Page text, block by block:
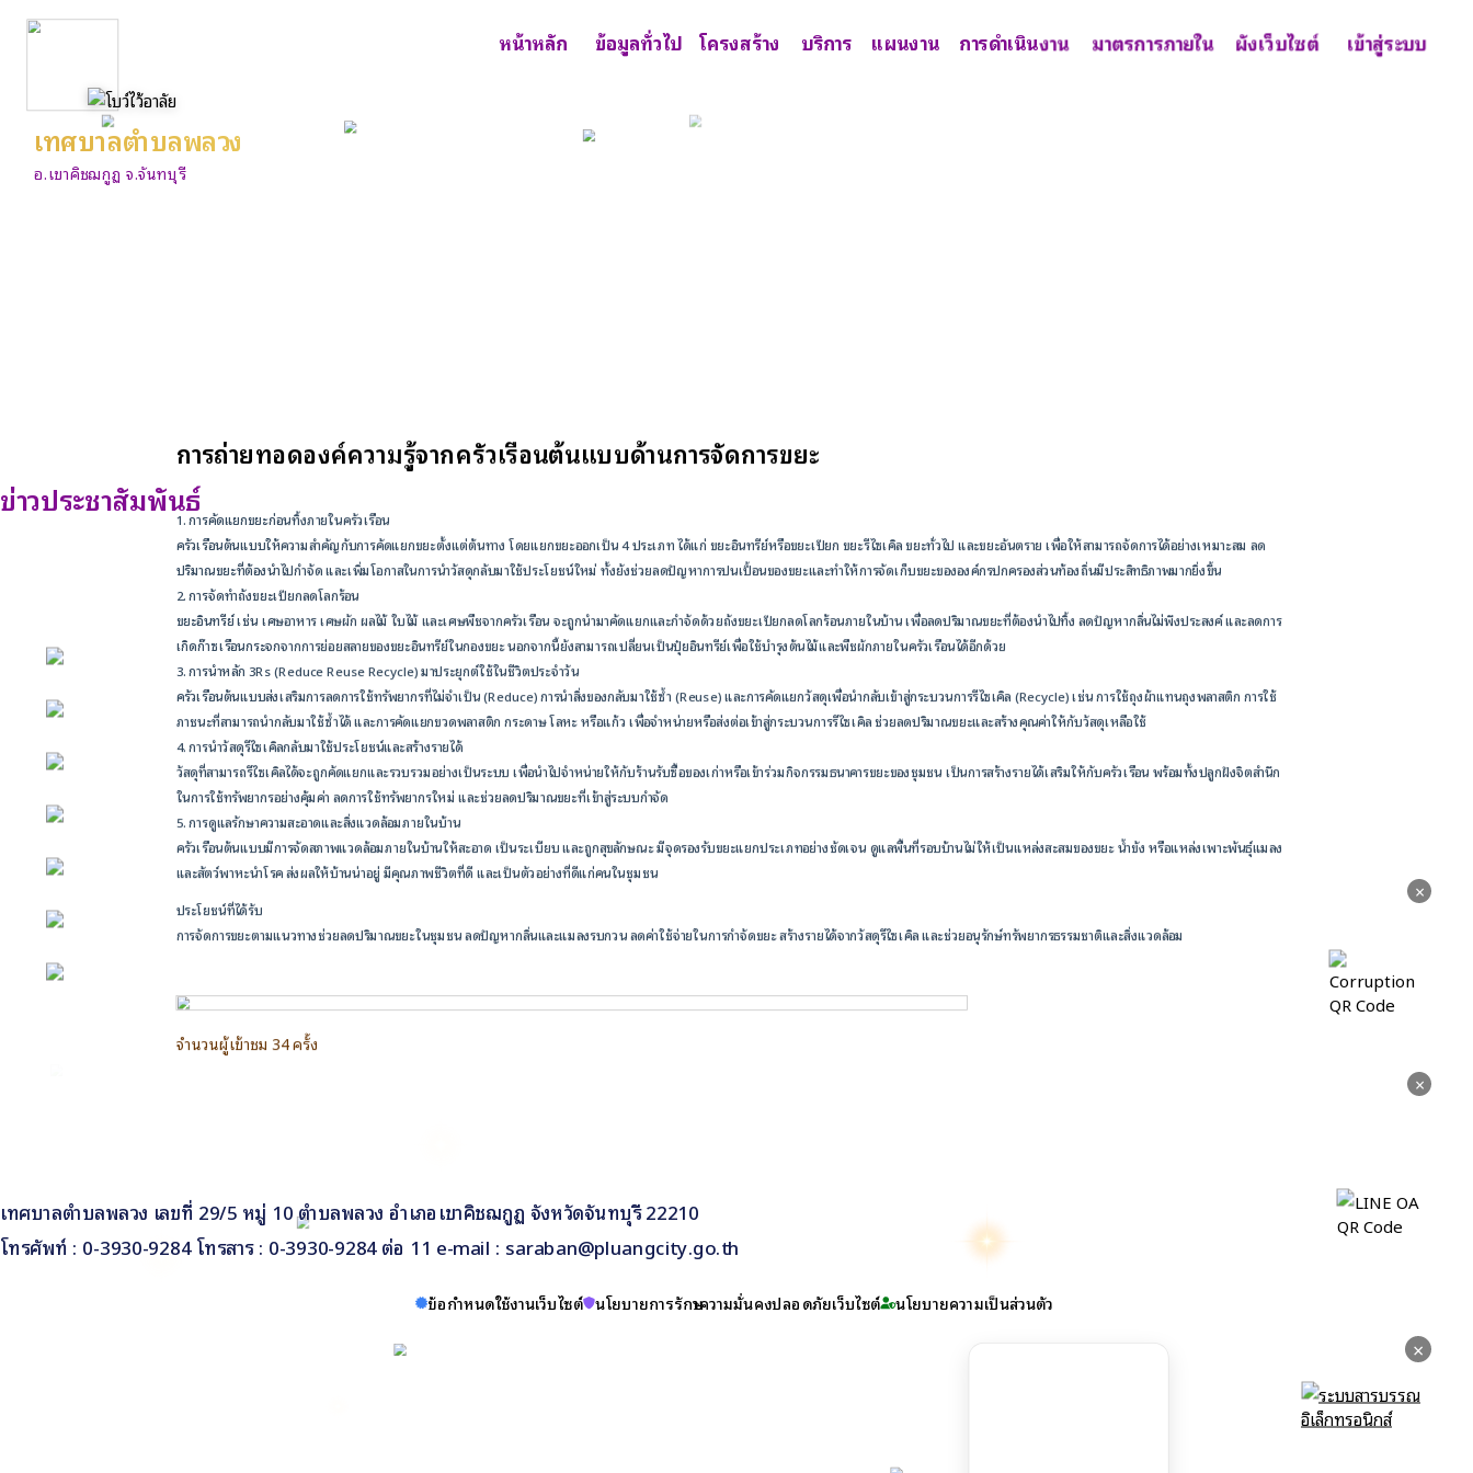
×
เทศบาลตำบลพลวง
อ.เขาคิชฌกูฏ จ.จันทบุรี
หน้าหลัก ข้อมูลทั่วไป โครงสร้าง บริการ แผนงาน การดำเนินงาน มาตรการภายใน ผังเว็บไซต์ เข้าสู่ระบบ
ข่าวประชาสัมพันธ์
การถ่ายทอดองค์ความรู้จากครัวเรือนต้นแบบด้านการจัดการขยะ
1. การคัดแยกขยะก่อนทิ้งภายในครัวเรือน
ครัวเรือนต้นแบบให้ความสำคัญกับการคัดแยกขยะตั้งแต่ต้นทาง โดยแยกขยะออกเป็น 4 ประเภท ได้แก่ ขยะอินทรีย์หรือขยะเปียก ขยะรีไซเคิล ขยะทั่วไป และขยะอันตราย เพื่อให้สามารถจัดการได้อย่างเหมาะสม ลด
ปริมาณขยะที่ต้องนำไปกำจัด และเพิ่มโอกาสในการนำวัสดุกลับมาใช้ประโยชน์ใหม่ ทั้งยังช่วยลดปัญหาการปนเปื้อนของขยะและทำให้การจัดเก็บขยะขององค์กรปกครองส่วนท้องถิ่นมีประสิทธิภาพมากยิ่งขึ้น
2. การจัดทำถังขยะเปียกลดโลกร้อน
ขยะอินทรีย์ เช่น เศษอาหาร เศษผัก ผลไม้ ใบไม้ และเศษพืชจากครัวเรือน จะถูกนำมาคัดแยกและกำจัดด้วยถังขยะเปียกลดโลกร้อนภายในบ้าน เพื่อลดปริมาณขยะที่ต้องนำไปทิ้ง ลดปัญหากลิ่นไม่พึงประสงค์ และลดการ
เกิดก๊าซเรือนกระจกจากการย่อยสลายของขยะอินทรีย์ในกองขยะ นอกจากนี้ยังสามารถเปลี่ยนเป็นปุ๋ยอินทรีย์เพื่อใช้บำรุงต้นไม้และพืชผักภายในครัวเรือนได้อีกด้วย
3. การนำหลัก 3Rs (Reduce Reuse Recycle) มาประยุกต์ใช้ในชีวิตประจำวัน
ครัวเรือนต้นแบบส่งเสริมการลดการใช้ทรัพยากรที่ไม่จำเป็น (Reduce) การนำสิ่งของกลับมาใช้ซ้ำ (Reuse) และการคัดแยกวัสดุเพื่อนำกลับเข้าสู่กระบวนการรีไซเคิล (Recycle) เช่น การใช้ถุงผ้าแทนถุงพลาสติก การใช้
ภาชนะที่สามารถนำกลับมาใช้ซ้ำได้ และการคัดแยกขวดพลาสติก กระดาษ โลหะ หรือแก้ว เพื่อจำหน่ายหรือส่งต่อเข้าสู่กระบวนการรีไซเคิล ช่วยลดปริมาณขยะและสร้างคุณค่าให้กับวัสดุเหลือใช้
4. การนำวัสดุรีไซเคิลกลับมาใช้ประโยชน์และสร้างรายได้
วัสดุที่สามารถรีไซเคิลได้จะถูกคัดแยกและรวบรวมอย่างเป็นระบบ เพื่อนำไปจำหน่ายให้กับร้านรับซื้อของเก่าหรือเข้าร่วมกิจกรรมธนาคารขยะของชุมชน เป็นการสร้างรายได้เสริมให้กับครัวเรือน พร้อมทั้งปลูกฝังจิตสำนึก
ในการใช้ทรัพยากรอย่างคุ้มค่า ลดการใช้ทรัพยากรใหม่ และช่วยลดปริมาณขยะที่เข้าสู่ระบบกำจัด
5. การดูแลรักษาความสะอาดและสิ่งแวดล้อมภายในบ้าน
ครัวเรือนต้นแบบมีการจัดสภาพแวดล้อมภายในบ้านให้สะอาด เป็นระเบียบ และถูกสุขลักษณะ มีจุดรองรับขยะแยกประเภทอย่างชัดเจน ดูแลพื้นที่รอบบ้านไม่ให้เป็นแหล่งสะสมของขยะ น้ำขัง หรือแหล่งเพาะพันธุ์แมลง
และสัตว์พาหะนำโรค ส่งผลให้บ้านน่าอยู่ มีคุณภาพชีวิตที่ดี และเป็นตัวอย่างที่ดีแก่คนในชุมชน
ประโยชน์ที่ได้รับ
การจัดการขยะตามแนวทางช่วยลดปริมาณขยะในชุมชน ลดปัญหากลิ่นและแมลงรบกวน ลดค่าใช้จ่ายในการกำจัดขยะ สร้างรายได้จากวัสดุรีไซเคิล และช่วยอนุรักษ์ทรัพยากรธรรมชาติและสิ่งแวดล้อม
จำนวนผู้เข้าชม 34 ครั้ง
เทศบาลตำบลพลวง เลขที่ 29/5 หมู่ 10 ตำบลพลวง อำเภอเขาคิชฌกูฏ จังหวัดจันทบุรี 22210
โทรศัพท์ : 0-3930-9284 โทรสาร : 0-3930-9284 ต่อ 11 e-mail : saraban@pluangcity.go.th
ข้อกำหนดใช้งานเว็บไซต์ นโยบายการรักษาความมั่นคงปลอดภัยเว็บไซต์ นโยบายความเป็นส่วนตัว
×
×